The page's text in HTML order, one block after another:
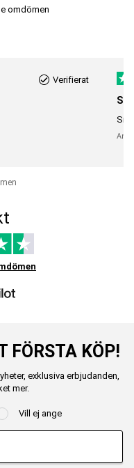
omdömen
Verifierat
FÖRSTA KÖP!
exklusiva erbjudanden,
mer.
Vill ej ange